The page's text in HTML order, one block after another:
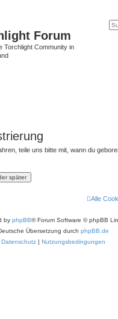
Forum
Torchlight Community in
teile uns bitte mit, wann du
Alle
by phpBB® Forum Software © phpBB
Übersetzung durch phpBB.de
Datenschutz | Nutzungsbedingungen